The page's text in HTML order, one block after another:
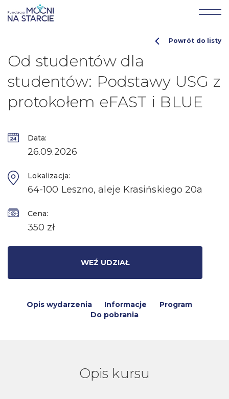
Od studentów dla
studentów: Podstawy USG z
protokołem eFAST i BLUE
Powrót do listy
Data:
26.09.2026
Lokalizacja:
64-100 Leszno, aleje Krasińskiego 20a
Cena:
350 zł
WEŹ UDZIAŁ
Opis wydarzenia Informacje
Program
Do pobrania
Opis kursu